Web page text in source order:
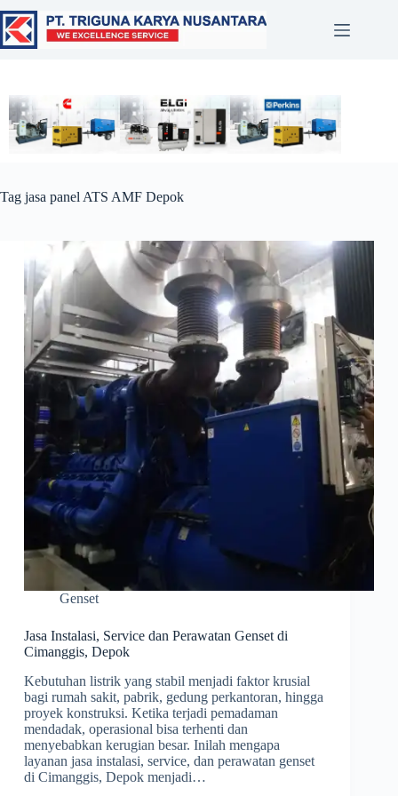
Tag jasa panel ATS AMF Depok
Genset
Jasa Instalasi, Service dan Perawatan Genset di
Cimanggis, Depok
Kebutuhan listrik yang stabil menjadi faktor krusial
bagi rumah sakit, pabrik, gedung perkantoran, hingga
proyek konstruksi. Ketika terjadi pemadaman
mendadak, operasional bisa terhenti dan
menyebabkan kerugian besar. Inilah mengapa
layanan jasa instalasi, service, dan perawatan genset
di Cimanggis, Depok menjadi…